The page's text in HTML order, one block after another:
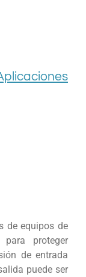
de equipos de
proteger
de entrada
puede ser